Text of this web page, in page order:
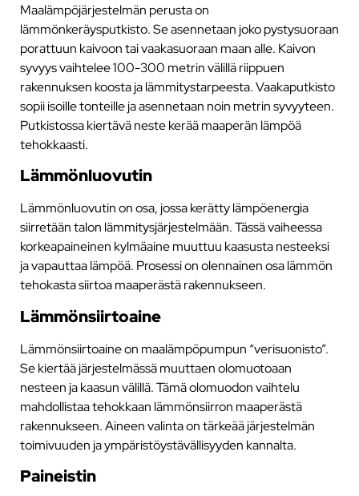
Maalämpöjärjestelmän perusta on
lämmönkeräysputkisto. Se asennetaan joko pystysuoraan
porattuun kaivoon tai vaakasuoraan maan alle. Kaivon
syvyys vaihtelee 100-300 metrin välillä riippuen
rakennuksen koosta ja lämmitystarpeesta. Vaakaputkisto
sopii isoille tonteille ja asennetaan noin metrin syvyyteen.
Putkistossa kiertävä neste kerää maaperän lämpöä
tehokkaasti.
Lämmönluovutin
Lämmönluovutin on osa, jossa kerätty lämpöenergia
siirretään talon lämmitysjärjestelmään. Tässä vaiheessa
korkeapaineinen kylmäaine muuttuu kaasusta nesteeksi
ja vapauttaa lämpöä. Prosessi on olennainen osa lämmön
tehokasta siirtoa maaperästä rakennukseen.
Lämmönsiirtoaine
Lämmönsiirtoaine on maalämpöpumpun “verisuonisto”.
Se kiertää järjestelmässä muuttaen olomuotoaan
nesteen ja kaasun välillä. Tämä olomuodon vaihtelu
mahdollistaa tehokkaan lämmönsiirron maaperästä
rakennukseen. Aineen valinta on tärkeää järjestelmän
toimivuuden ja ympäristöystävällisyyden kannalta.
Paineistin